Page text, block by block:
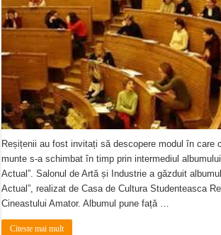
Reșițenii au fost invitați să descopere modul în care
munte s-a schimbat în timp prin intermediul
Actual”. Salonul de Artă și Industrie a găzduit
Actual”, realizat de Casa de Cultura Studenteasca
Cineastului Amator. Albumul pune față …
Citeste mai mult